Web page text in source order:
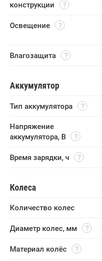
конструкции
Освещение
Влагозащита
Аккумулятор
Тип аккумулятора
Напряжение
аккумулятора, В
Время зарядки, ч
Колеса
Количество колес
Диаметр колес, мм
Материал колёс